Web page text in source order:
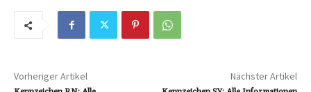
Vorheriger Artikel Nächster Artikel